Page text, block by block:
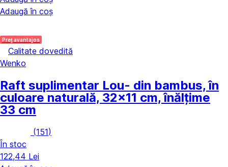
Adaugă în coș
Preț avantajos
Calitate dovedită
Wenko
Raft suplimentar Lou- din bambus, în
culoare naturală, 32x11 cm, înălțime
33 cm
(151)
În stoc
122,44 Lei